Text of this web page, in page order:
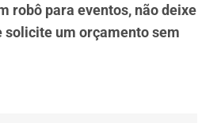
robô para eventos, não deixe
solicite um orçamento sem